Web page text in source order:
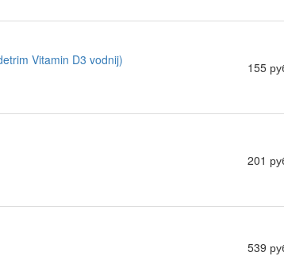
Vitamin D3 vodnij)
155
201
539